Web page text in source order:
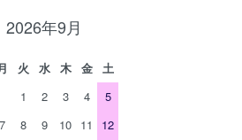
2026年9月
火 水 木 金
土
1
2 3 4
5
7 8 9 10 11
12